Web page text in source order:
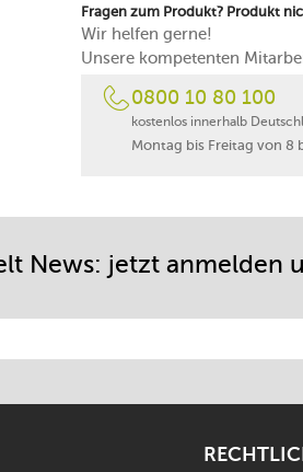
Fragen zum Produkt? Produkt
Wir helfen gerne!
Unsere kompetenten
0800 10 80 100
kostenlos innerhalb
Montag bis Freitag von 8
News: jetzt anmelden